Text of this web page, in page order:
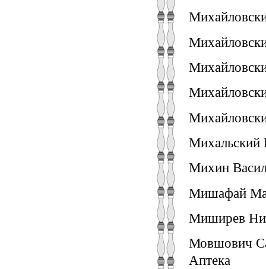
Михальский
Михин
Мишафай
Миширев
Мовшович
Аптека